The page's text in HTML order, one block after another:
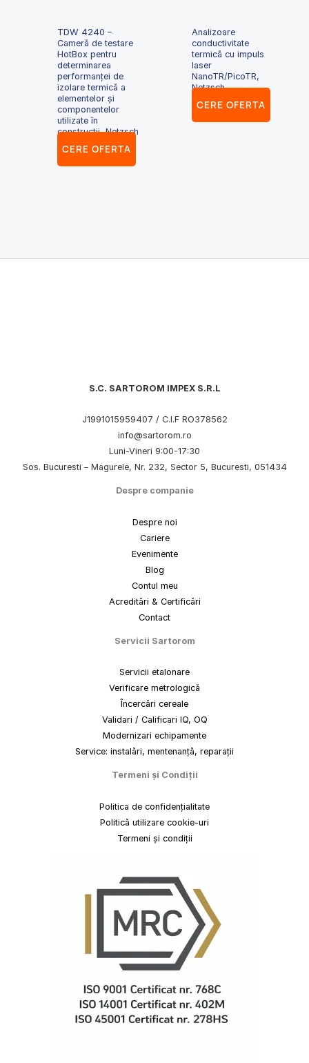
TDW 4240 –
Cameră de testare
HotBox pentru
determinarea
performanței de
izolare termică a
elementelor și
componentelor
utilizate în
construcții, Netzsch
CERE OFERTA
Analizoare
conductivitate
termică cu impuls
laser
NanoTR/PicoTR,
Netzsch
CERE OFERTA
S.C. SARTOROM IMPEX S.R.L
J1991015959407 / C.I.F RO378562
info@sartorom.ro
Luni-Vineri 9:00-17:30
Sos. Bucuresti – Magurele, Nr. 232, Sector 5, Bucuresti, 051434
Despre companie
Despre noi
Cariere
Evenimente
Blog
Contul meu
Acreditări & Certificări
Contact
Servicii Sartorom
Servicii etalonare
Verificare metrologică
Încercări cereale
Validari / Calificari IQ, OQ
Modernizari echipamente
Service: instalări, mentenanță, reparații
Termeni și Condiții
Politica de confidențialitate
Politică utilizare cookie-uri
Termeni și condiții